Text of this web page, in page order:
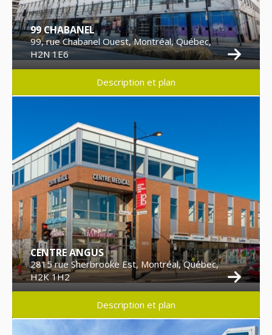
99 CHABANEL
99, rue Chabanel Ouest, Montréal, Québec,
H2N 1E6
Description et plan
CENTRE ANGUS
2815 rue Sherbrooke Est, Montréal, Québec,
H2K 1H2
Description et plan